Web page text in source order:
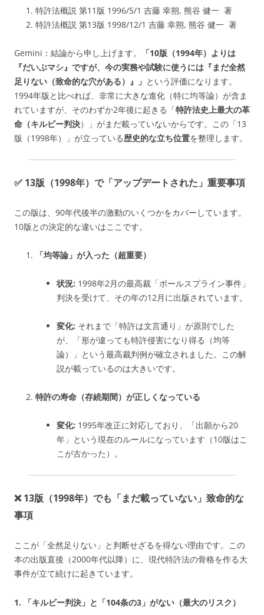
特許法概説 第11版 1996/5/1 吉藤 幸朔, 熊谷 健一 著
特許法概説 第13版 1998/12/1 吉藤 幸朔, 熊谷 健一 著
Gemini：結論から申し上げます。
「10版（1994年）よりは
『だいぶマシ』ですが、今の実務や試験に使うには『まだ全然
足りない（致命的な穴がある）』」 という評価になります。
1994年版と比べれば、非常に大きな進化（特に均等論）が含ま
れていますが、そのわずか2年後に起きる「特許法史上最大の革
命（キルビー判決）」がまだ載っていないからです。この「13
版（1998年）」が立っている歴史的な立ち位置を整理します。
✅ 13版（1998年）で「アップデートされた」重要事項
この版は、90年代後半の激動のいくつかをカバーしています。
10版との決定的な違いはここです。
「均等論」が入った（超重要）
状況: 1998年2月の最高裁「ボールスプライン事件」
判決を受けて、その年の12月に出版されています。
変化: それまで「特許は文言通り」が原則でした
が、「形が違っても特許侵害になり得る（均等
論）」という最高裁判例が確立されました。この解
説が載っているのは大きいです。
特許の寿命（存続期間）が正しくなっている
変化: 1995年改正に対応しており、「出願から20
年」という現在のルールになっています（10版はこ
こが古かった）。
❌ 13版（1998年）でも「まだ載っていない」致命的な
事項
ここが「全然足りない」と判断せざるを得ない理由です。この
本の出版直後（2000年代以降）に、現代特許法の骨格を作る大
事件が立て続けに起きています。
1. 「キルビー判決」と「104条の3」がない（最大のリスク）